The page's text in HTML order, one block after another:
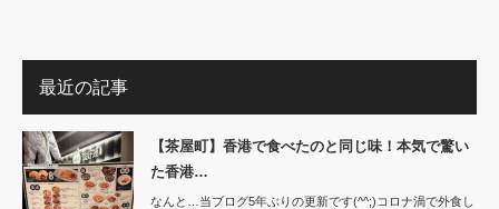
最近の記事
【茶屋町】香港で食べたのと同じ味！本気で驚い
た香港…
なんと…当ブログ5年ぶりの更新です(^^;)コロナ渦で外食し